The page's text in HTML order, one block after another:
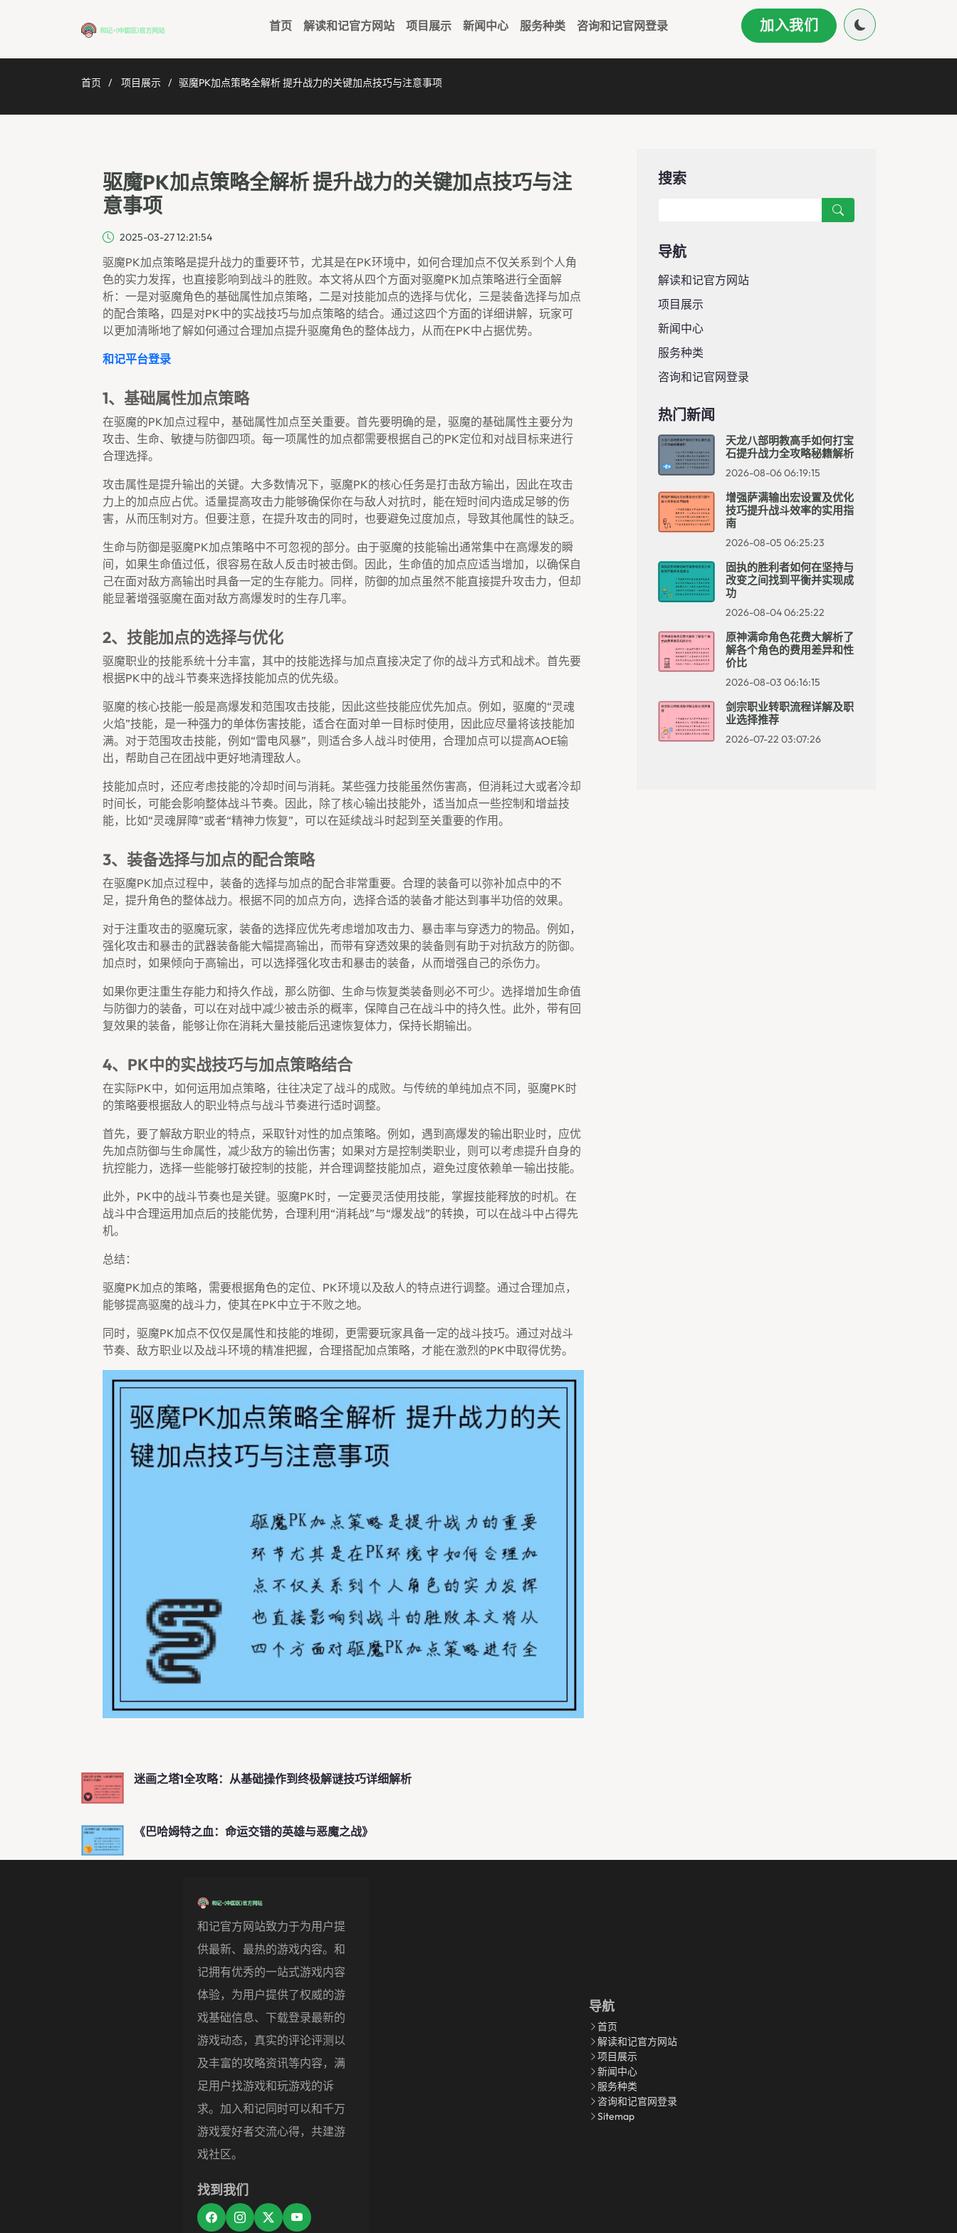
首页 解读和记官方网站 项目展示 新闻中心 服务种类 咨询和记官网登录 加入我们
首页 项目展示 驱魔PK加点策略全解析 提升战力的关键加点技巧与注意事项
驱魔PK加点策略全解析 提升战力的关键加点技巧与注
意事项
2025-03-27 12:21:54
驱魔PK加点策略是提升战力的重要环节，尤其是在PK环境中，如何合理加点不仅关系到个人角
色的实力发挥，也直接影响到战斗的胜败。本文将从四个方面对驱魔PK加点策略进行全面解
析：一是对驱魔角色的基础属性加点策略，二是对技能加点的选择与优化，三是装备选择与加点
的配合策略，四是对PK中的实战技巧与加点策略的结合。通过这四个方面的详细讲解，玩家可
以更加清晰地了解如何通过合理加点提升驱魔角色的整体战力，从而在PK中占据优势。
和记平台登录
1、基础属性加点策略
在驱魔的PK加点过程中，基础属性加点至关重要。首先要明确的是，驱魔的基础属性主要分为
攻击、生命、敏捷与防御四项。每一项属性的加点都需要根据自己的PK定位和对战目标来进行
合理选择。
攻击属性是提升输出的关键。大多数情况下，驱魔PK的核心任务是打击敌方输出，因此在攻击
力上的加点应占优。适量提高攻击力能够确保你在与敌人对抗时，能在短时间内造成足够的伤
害，从而压制对方。但要注意，在提升攻击的同时，也要避免过度加点，导致其他属性的缺乏。
生命与防御是驱魔PK加点策略中不可忽视的部分。由于驱魔的技能输出通常集中在高爆发的瞬
间，如果生命值过低，很容易在敌人反击时被击倒。因此，生命值的加点应适当增加，以确保自
己在面对敌方高输出时具备一定的生存能力。同样，防御的加点虽然不能直接提升攻击力，但却
能显著增强驱魔在面对敌方高爆发时的生存几率。
2、技能加点的选择与优化
驱魔职业的技能系统十分丰富，其中的技能选择与加点直接决定了你的战斗方式和战术。首先要
根据PK中的战斗节奏来选择技能加点的优先级。
驱魔的核心技能一般是高爆发和范围攻击技能，因此这些技能应优先加点。例如，驱魔的“灵魂
火焰”技能，是一种强力的单体伤害技能，适合在面对单一目标时使用，因此应尽量将该技能加
满。对于范围攻击技能，例如“雷电风暴”，则适合多人战斗时使用，合理加点可以提高AOE输
出，帮助自己在团战中更好地清理敌人。
技能加点时，还应考虑技能的冷却时间与消耗。某些强力技能虽然伤害高，但消耗过大或者冷却
时间长，可能会影响整体战斗节奏。因此，除了核心输出技能外，适当加点一些控制和增益技
能，比如“灵魂屏障”或者“精神力恢复”，可以在延续战斗时起到至关重要的作用。
3、装备选择与加点的配合策略
在驱魔PK加点过程中，装备的选择与加点的配合非常重要。合理的装备可以弥补加点中的不
足，提升角色的整体战力。根据不同的加点方向，选择合适的装备才能达到事半功倍的效果。
对于注重攻击的驱魔玩家，装备的选择应优先考虑增加攻击力、暴击率与穿透力的物品。例如，
强化攻击和暴击的武器装备能大幅提高输出，而带有穿透效果的装备则有助于对抗敌方的防御。
加点时，如果倾向于高输出，可以选择强化攻击和暴击的装备，从而增强自己的杀伤力。
如果你更注重生存能力和持久作战，那么防御、生命与恢复类装备则必不可少。选择增加生命值
与防御力的装备，可以在对战中减少被击杀的概率，保障自己在战斗中的持久性。此外，带有回
复效果的装备，能够让你在消耗大量技能后迅速恢复体力，保持长期输出。
4、PK中的实战技巧与加点策略结合
在实际PK中，如何运用加点策略，往往决定了战斗的成败。与传统的单纯加点不同，驱魔PK时
的策略要根据敌人的职业特点与战斗节奏进行适时调整。
首先，要了解敌方职业的特点，采取针对性的加点策略。例如，遇到高爆发的输出职业时，应优
先加点防御与生命属性，减少敌方的输出伤害；如果对方是控制类职业，则可以考虑提升自身的
抗控能力，选择一些能够打破控制的技能，并合理调整技能加点，避免过度依赖单一输出技能。
此外，PK中的战斗节奏也是关键。驱魔PK时，一定要灵活使用技能，掌握技能释放的时机。在
战斗中合理运用加点后的技能优势，合理利用“消耗战”与“爆发战”的转换，可以在战斗中占得先
机。
总结：
驱魔PK加点的策略，需要根据角色的定位、PK环境以及敌人的特点进行调整。通过合理加点，
能够提高驱魔的战斗力，使其在PK中立于不败之地。
同时，驱魔PK加点不仅仅是属性和技能的堆砌，更需要玩家具备一定的战斗技巧。通过对战斗
节奏、敌方职业以及战斗环境的精准把握，合理搭配加点策略，才能在激烈的PK中取得优势。
迷画之塔1全攻略：从基础操作到终极解谜技巧详细解析
《巴哈姆特之血：命运交错的英雄与恶魔之战》
搜索
导航
解读和记官方网站
项目展示
新闻中心
服务种类
咨询和记官网登录
热门新闻
天龙八部明教高手如何打宝
石提升战力全攻略秘籍解析
2026-08-06 06:19:15
增强萨满输出宏设置及优化
技巧提升战斗效率的实用指
南
2026-08-05 06:25:23
固执的胜利者如何在坚持与
改变之间找到平衡并实现成
功
2026-08-04 06:25:22
原神满命角色花费大解析了
解各个角色的费用差异和性
价比
2026-08-03 06:16:15
剑宗职业转职流程详解及职
业选择推荐
2026-07-22 03:07:26
和记官方网站致力于为用户提
供最新、最热的游戏内容。和
记拥有优秀的一站式游戏内容
体验，为用户提供了权威的游
戏基础信息、下载登录最新的
游戏动态，真实的评论评测以
及丰富的攻略资讯等内容，满
足用户找游戏和玩游戏的诉
求。加入和记同时可以和千万
游戏爱好者交流心得，共建游
戏社区。
找到我们
导航
首页
解读和记官方网站
项目展示
新闻中心
服务种类
咨询和记官网登录
Sitemap